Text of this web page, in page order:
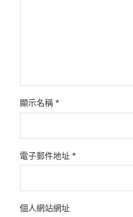
顯示名稱 *
電子郵件地址 *
個人網站網址